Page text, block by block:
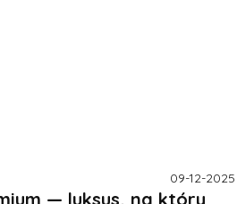
09-12-2025
— luksus, na który